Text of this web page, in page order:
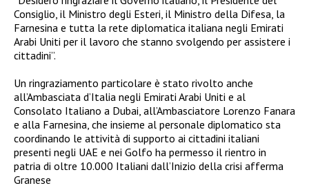
Consiglio, il Ministro degli Esteri, il Ministro della Difesa, la
Farnesina e tutta la rete diplomatica italiana negli Emirati
Arabi Uniti per il lavoro che stanno svolgendo per assistere i
cittadini”.
Un ringraziamento particolare è stato rivolto anche
all’Ambasciata d’Italia negli Emirati Arabi Uniti e al
Consolato Italiano a Dubai, all’Ambasciatore Lorenzo Fanara
e alla Farnesina, che insieme al personale diplomatico sta
coordinando le attività di supporto ai cittadini italiani
presenti negli UAE e nei Golfo ha permesso il rientro in
patria di oltre 10.000 Italiani dall’Inizio della crisi afferma
Granese